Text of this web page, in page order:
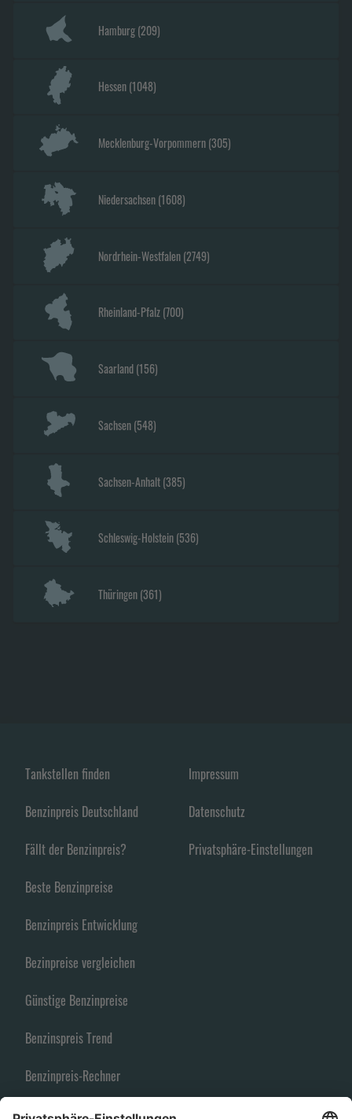
Hamburg(209)
Hessen(1048)
Mecklenburg-Vorpommern(305)
Niedersachsen(1608)
Nordrhein-Westfalen(2749)
Rheinland-Pfalz(700)
Saarland(156)
Sachsen(548)
Sachsen-Anhalt(385)
Schleswig-Holstein(536)
Thüringen(361)
Tankstellen finden
Benzinpreis Deutschland
Fällt der Benzinpreis?
Beste Benzinpreise
Benzinpreis Entwicklung
Bezinpreise vergleichen
Günstige Benzinpreise
Benzinspreis Trend
Benzinpreis-Rechner
Spritpreise
Impressum
Datenschutz
Privatsphäre-Einstellungen